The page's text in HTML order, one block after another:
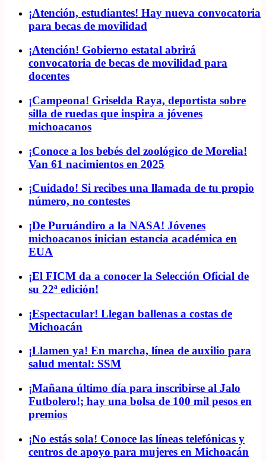
¡Atención, estudiantes! Hay nueva convocatoria
para becas de movilidad
¡Atención! Gobierno estatal abrirá
convocatoria de becas de movilidad para
docentes
¡Campeona! Griselda Raya, deportista sobre
silla de ruedas que inspira a jóvenes
michoacanos
¡Conoce a los bebés del zoológico de Morelia!
Van 61 nacimientos en 2025
¡Cuidado! Si recibes una llamada de tu propio
número, no contestes
¡De Puruándiro a la NASA! Jóvenes
michoacanos inician estancia académica en
EUA
¡El FICM da a conocer la Selección Oficial de
su 22ª edición!
¡Espectacular! Llegan ballenas a costas de
Michoacán
¡Llamen ya! En marcha, línea de auxilio para
salud mental: SSM
¡Mañana último día para inscribirse al Jalo
Futbolero!; hay una bolsa de 100 mil pesos en
premios
¡No estás sola! Conoce las líneas telefónicas y
centros de apoyo para mujeres en Michoacán